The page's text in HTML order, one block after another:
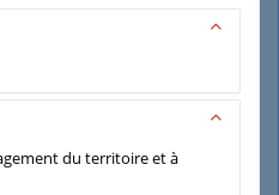
du territoire et à